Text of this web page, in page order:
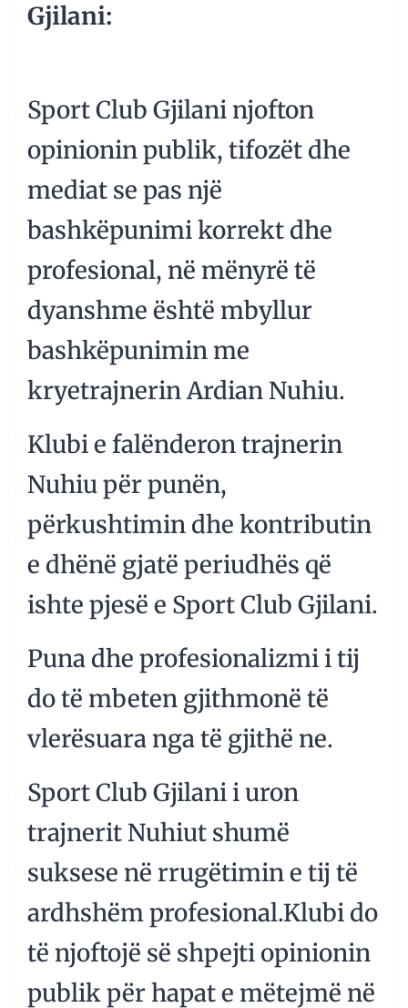
Gjilani:
Sport Club Gjilani njofton
opinionin publik, tifozët dhe
mediat se pas një
bashkëpunimi korrekt dhe
profesional, në mënyrë të
dyanshme është mbyllur
bashkëpunimin me
kryetrajnerin Ardian Nuhiu.
Klubi e falënderon trajnerin
Nuhiu për punën,
përkushtimin dhe kontributin
e dhënë gjatë periudhës që
ishte pjesë e Sport Club Gjilani.
Puna dhe profesionalizmi i tij
do të mbeten gjithmonë të
vlerësuara nga të gjithë ne.
Sport Club Gjilani i uron
trajnerit Nuhiut shumë
suksese në rrugëtimin e tij të
ardhshëm profesional.Klubi do
të njoftojë së shpejti opinionin
publik për hapat e mëtejmë në